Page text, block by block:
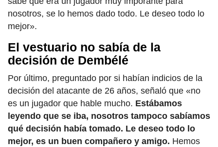
nosotros, se lo hemos dado todo. Le deseo todo lo
mejor».
El vestuario no sabía de la
decisión de Dembélé
Por último, preguntado por si habían indicios de la
decisión del atacante de 26 años, señaló que «no
es un jugador que hable mucho. Estábamos
leyendo que se iba, nosotros tampoco sabíamos
qué decisión había tomado. Le deseo todo lo
mejor, es un buen compañero y amigo. Hemos